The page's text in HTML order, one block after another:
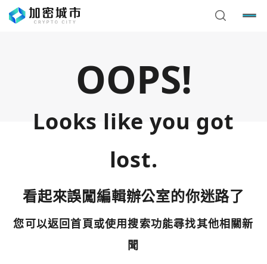
OOPS!
Looks like you got
lost.
看起來誤闖編輯辦公室的你迷路了
您可以返回首頁或使用搜索功能尋找其他相關新
聞
使用以下帳號繼續
您已閒置5分鐘，請點擊關閉按鈕或空白處，即可回到加密